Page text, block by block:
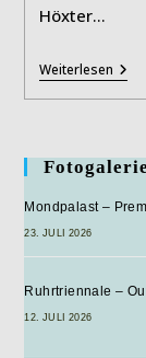
Höxter…
Weiterlesen
Anno
1250
Fotogalerie
Mondpalast –
23. JULI 2026
Ruhrtriennale –
12. JULI 2026